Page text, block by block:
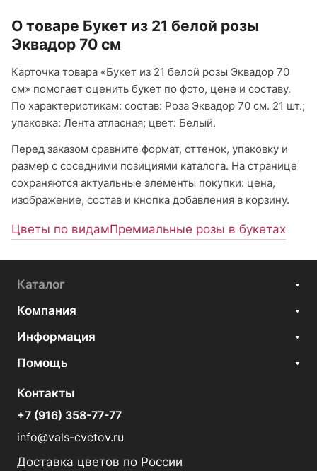
О товаре Букет из 21 белой розы
Эквадор 70 см
Карточка товара «Букет из 21 белой розы Эквадор 70
см» помогает оценить букет по фото, цене и составу.
По характеристикам: состав: Роза Эквадор 70 см. 21 шт.;
упаковка: Лента атласная; цвет: Белый.
Перед заказом сравните формат, оттенок, упаковку и
размер с соседними позициями каталога. На странице
сохраняются актуальные элементы покупки: цена,
изображение, состав и кнопка добавления в корзину.
Цветы по видамПремиальные розы в букетах
Каталог
Компания
Информация
Помощь
Контакты
+7 (916) 358-77-77
info@vals-cvetov.ru
Доставка цветов по России